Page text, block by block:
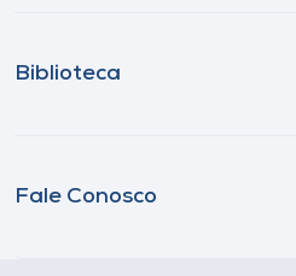
Biblioteca
Fale Conosco